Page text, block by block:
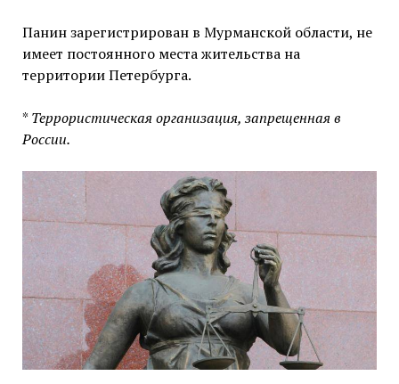
Панин зарегистрирован в Мурманской области, не
имеет постоянного места жительства на
территории Петербурга.
* Террористическая организация, запрещенная в
России.